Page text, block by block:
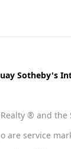
Sotheby's
® and the
are service